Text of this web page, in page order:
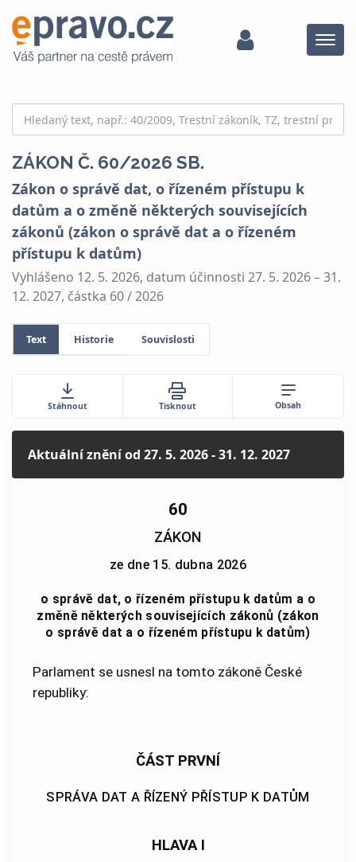
Menu
ZÁKON Č. 60/2026 SB.
Zákon o správě dat, o řízeném přístupu k
datům a o změně některých souvisejících
zákonů (zákon o správě dat a o řízeném
přístupu k datům)
Vyhlášeno 12. 5. 2026, datum účinnosti 27. 5. 2026 – 31.
12. 2027, částka 60 / 2026
Text Historie Souvislosti
Stáhnout Tisknout Obsah
Aktuální zněníod 27. 5. 2026 - 31. 12. 2027
60
ZÁKON
ze dne 15. dubna 2026
o správě dat, o řízeném přístupu k datům a o
změně některých souvisejících zákonů (zákon
o správě dat a o řízeném přístupu k datům)
Parlament se usnesl na tomto zákoně České
republiky:
ČÁST PRVNÍ
SPRÁVA DAT A ŘÍZENÝ PŘÍSTUP K DATŮM
HLAVA I